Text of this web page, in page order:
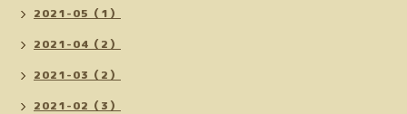
2021-05（1）
2021-04（2）
2021-03（2）
2021-02（3）